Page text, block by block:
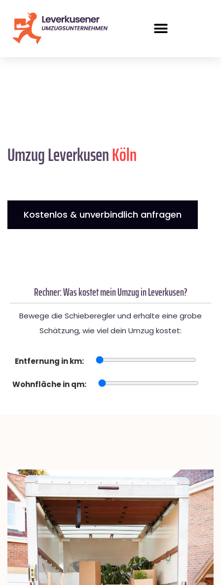
Umzug LeverkusenKöln
Kostenlos & unverbindlich anfragen
Rechner: Was kostet mein Umzug in Leverkusen?
Bewege die Schieberegler und erhalte eine grobe
Schätzung, wie viel dein Umzug kostet:
Entfernung in km:
Wohnfläche in qm: